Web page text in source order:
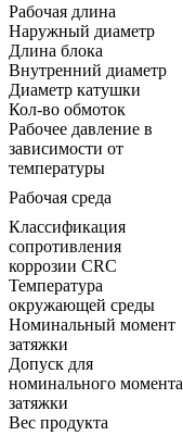
Рабочая длина
Наружный диаметр
Длина блока
Внутренний диаметр
Диаметр катушки
Кол-во обмоток
Рабочее давление в
зависимости от
температуры
Рабочая среда
Классификация
сопротивления
коррозии CRC
Температура
окружающей среды
Номинальный момент
затяжки
Допуск для
номинального момента
затяжки
Вес продукта